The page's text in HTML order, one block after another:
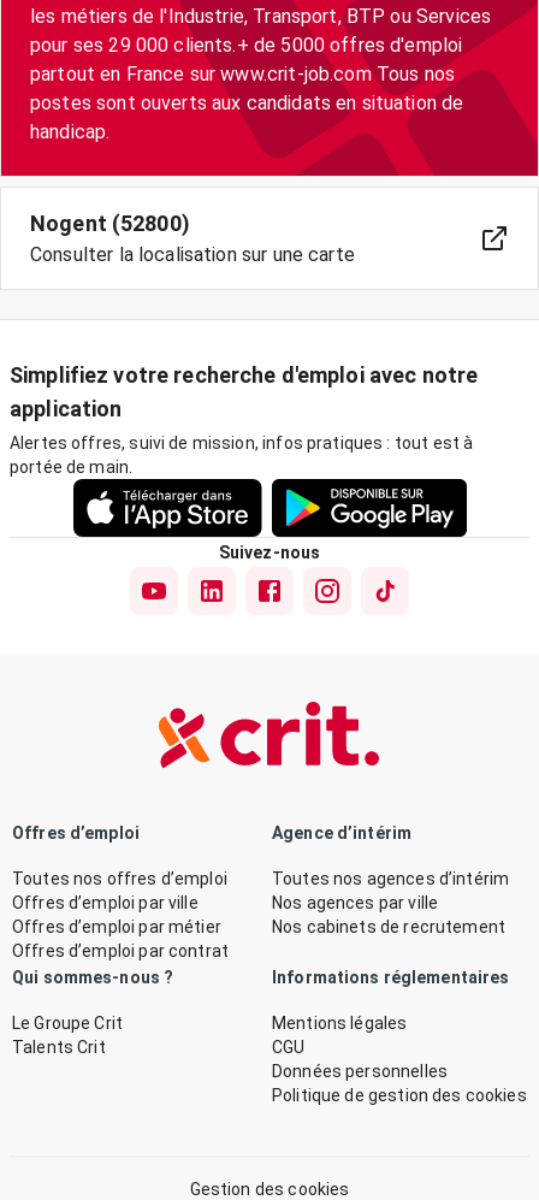
les métiers de l'Industrie, Transport, BTP ou Services
pour ses 29 000 clients.+ de 5000 offres d'emploi
partout en France sur www.crit-job.com Tous nos
postes sont ouverts aux candidats en situation de
handicap.
Nogent (52800)
Consulter la localisation sur une carte
Simplifiez votre recherche d'emploi avec notre
application
Alertes offres, suivi de mission, infos pratiques : tout est à
portée de main.
Suivez-nous
Offres d’emploi
Toutes nos offres d’emploi
Offres d’emploi par ville
Offres d’emploi par métier
Offres d’emploi par contrat
Agence d’intérim
Toutes nos agences d’intérim
Nos agences par ville
Nos cabinets de recrutement
Qui sommes-nous ?
Le Groupe Crit
Talents Crit
Informations réglementaires
Mentions légales
CGU
Données personnelles
Politique de gestion des cookies
Gestion des cookies